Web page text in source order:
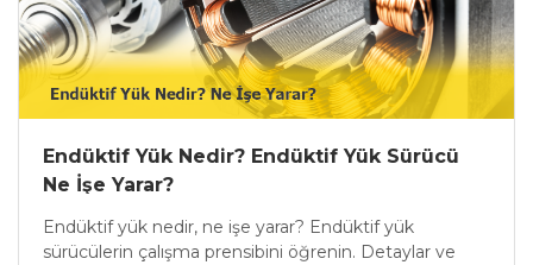
Endüktif Yük Nedir? Endüktif Yük Sürücü
Ne İşe Yarar?
Endüktif yük nedir, ne işe yarar? Endüktif yük
sürücülerin çalışma prensibini öğrenin. Detaylar ve